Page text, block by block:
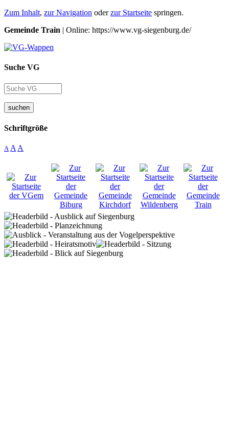
Zum Inhalt, zur Navigation oderzur Startseite springen.
Gemeinde Train | Online: https://www.vg-siegenburg.de/
Suche VG
suchen
Schriftgröße
A A A